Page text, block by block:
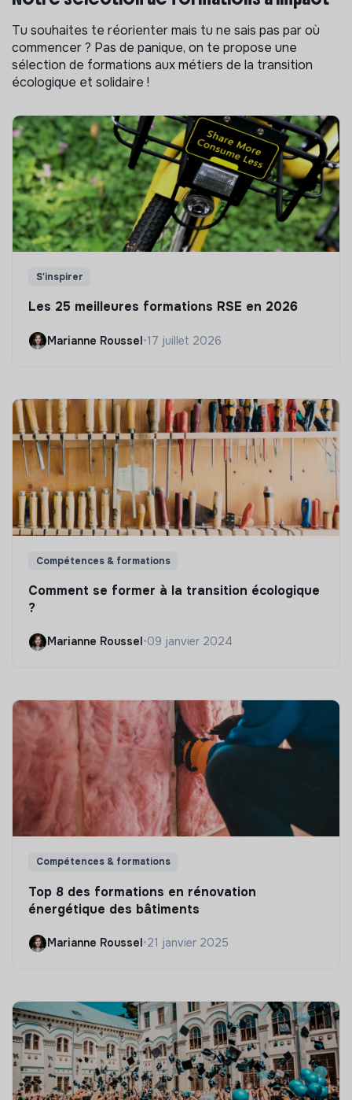
Tu souhaites te réorienter mais tu ne sais pas par où
commencer ? Pas de panique, on te propose une
sélection de formations aux métiers de la transition
écologique et solidaire !
S'inspirer
Les 25 meilleures formations RSE en 2026
Marianne Roussel•17 juillet 2026
Compétences & formations
Comment se former à la transition écologique
?
Marianne Roussel •09 janvier 2024
Compétences & formations
Top 8 des formations en rénovation
énergétique des bâtiments
Marianne Roussel•21 janvier 2025